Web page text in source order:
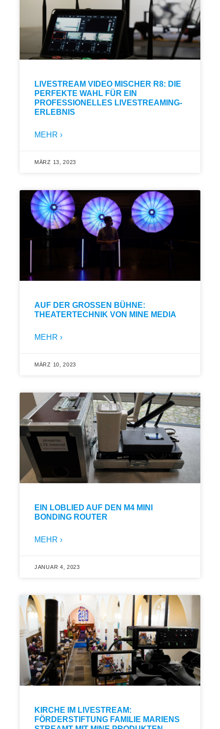
LIVESTREAM VIDEO MISCHER R8: DIE
PERFEKTE WAHL FÜR EIN
PROFESSIONELLES LIVESTREAMING-
ERLEBNIS
MEHR ›
MÄRZ 13, 2023
AUF DER GROSSEN BÜHNE: T
HEATERTECHNIK VON MINE MEDIA
MEHR ›
MÄRZ 10, 2023
EIN LOBLIED AUF DEN M4 MINI
BONDING ROUTER
MEHR ›
JANUAR 4, 2023
KIRCHE IM LIVESTREAM:
FÖRDERSTIFTUNG FAMILIE MARIENS